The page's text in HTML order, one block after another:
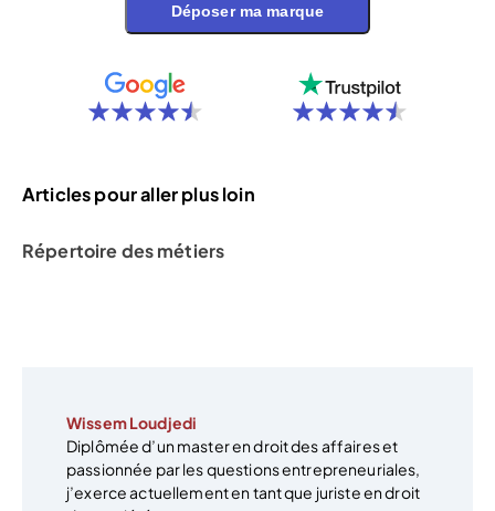
Déposer ma marque
Articles pour aller plus loin
Répertoire des métiers
Wissem Loudjedi
Diplômée d’un master en droit des affaires et
passionnée par les questions entrepreneuriales,
j’exerce actuellement en tant que juriste en droit